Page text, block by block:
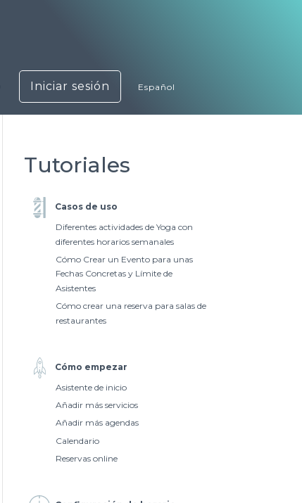
Iniciar sesión Español
Tutoriales
Casos de uso
Diferentes actividades de Yoga con
diferentes horarios semanales
Cómo Crear un Evento para unas
Fechas Concretas y Límite de
Asistentes
Cómo crear una reserva para salas de
restaurantes
Cómo empezar
Asistente de inicio
Añadir más servicios
Añadir más agendas
Calendario
Reservas online